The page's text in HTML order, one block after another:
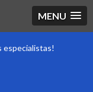
MENU
especialistas!